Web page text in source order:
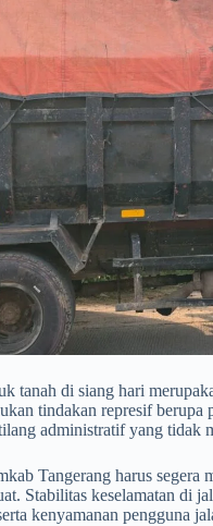
tanah di siang hari
tindakan represif berupa
administratif yang tidak
Tangerang harus
Stabilitas keselamatan di
kenyamanan pengguna